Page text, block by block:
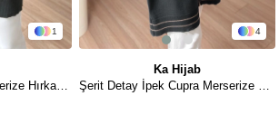
1 4
Ka Hijab